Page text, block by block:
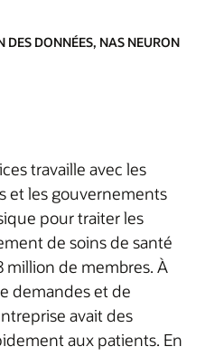
DES DONNÉES, NAS NEURON
travaille avec les
et les gouvernements
pour traiter les
de soins de santé
million de membres. À
demandes et de
avait des
aux patients. En